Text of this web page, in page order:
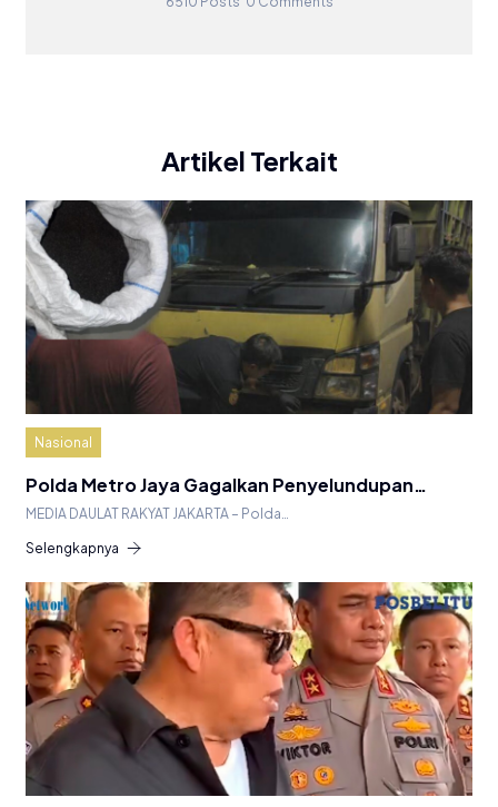
Artikel Terkait
Nasional
Polda Metro Jaya Gagalkan Penyelundupan…
MEDIA DAULAT RAKYAT JAKARTA – Polda…
Selengkapnya